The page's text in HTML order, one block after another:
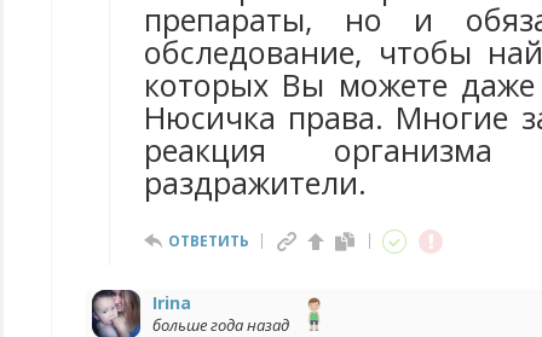
препараты, но и
обследование, чтобы
которых Вы можете даже
Нюсичка права. Многие
реакция
раздражители.
ОТВЕТИТЬ
Irina
больше года назад